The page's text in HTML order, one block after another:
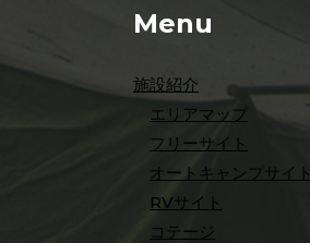
Menu
施設紹介
エリアマップ
フリーサイト
オートキャンプサイト
RVサイト
コテージ